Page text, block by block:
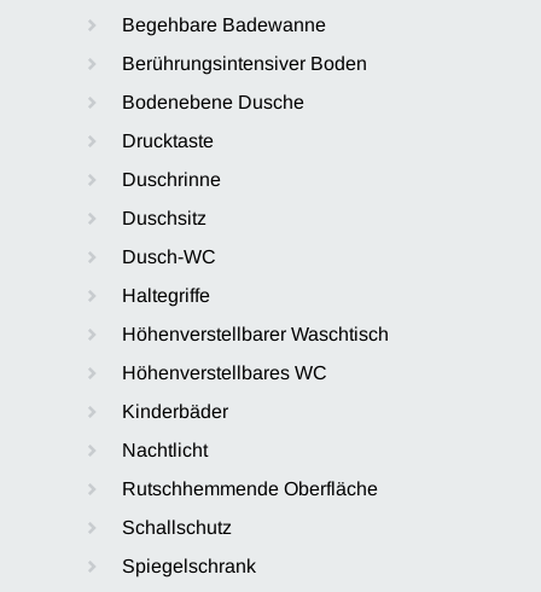
Begehbare Badewanne
Berührungsintensiver Boden
Bodenebene Dusche
Drucktaste
Duschrinne
Duschsitz
Dusch-WC
Haltegriffe
Höhenverstellbarer Waschtisch
Höhenverstellbares WC
Kinderbäder
Nachtlicht
Rutschhemmende Oberfläche
Schallschutz
Spiegelschrank